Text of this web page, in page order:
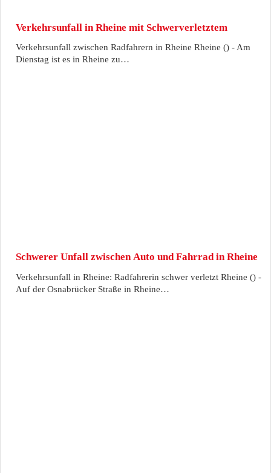
Verkehrsunfall in Rheine mit Schwerverletztem
Verkehrsunfall zwischen Radfahrern in Rheine Rheine () - Am
Dienstag ist es in Rheine zu…
Schwerer Unfall zwischen Auto und Fahrrad in Rheine
Verkehrsunfall in Rheine: Radfahrerin schwer verletzt Rheine () -
Auf der Osnabrücker Straße in Rheine…